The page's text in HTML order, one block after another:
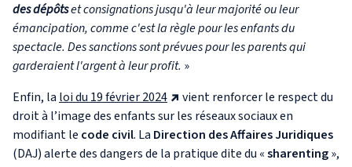
des dépôtset consignations jusqu'à leur majorité ou leur
émancipation, comme c'est la règle pour les enfants du
spectacle. Des sanctions sont prévues pour les parents qui
garderaient l'argent à leur profit. »
Enfin, la loi du 19 février 2024
vient renforcer le respect du
droit à l’image des enfants sur les réseaux sociaux en
modifiant le code civil. La Direction des Affaires Juridiques
(DAJ) alerte des dangers de la pratique dite du «sharenting»,